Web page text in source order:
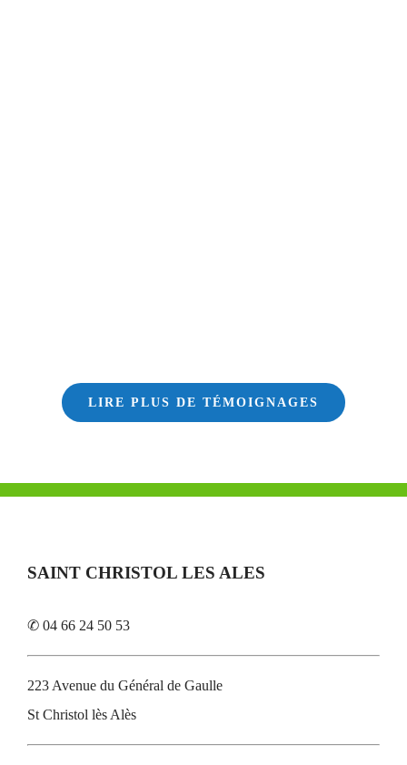
LIRE PLUS DE TÉMOIGNAGES
SAINT CHRISTOL LES ALES
✆ 04 66 24 50 53
223 Avenue du Général de Gaulle
St Christol lès Alès